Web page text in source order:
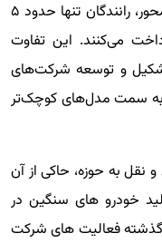
در مقابل، در مدل خویش‌مالکی یا راننده‌محور، رانندگان تنها حدود ۵
می‌کنند. این تفاوت
تشکیل و توسعه شرکت‌های
به سمت مدل‌های کوچک‌تر
به حوزه، حاکی از آن
خودرو های سنگین در
گذشته فعالیت های شرکت